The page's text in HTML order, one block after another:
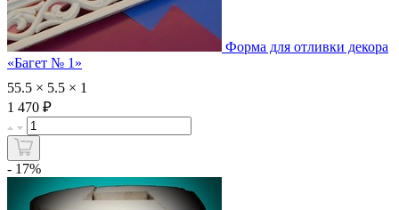
Форма для отливки декора
«Багет № 1»
55.5 × 5.5 × 1
1 470 ₽
- 17%